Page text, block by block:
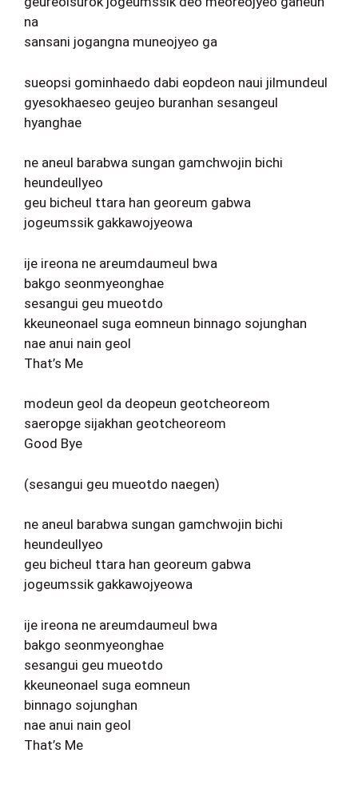
na
sansani jogangna muneojyeo ga
sueopsi gominhaedo dabi eopdeon naui jilmundeul
gyesokhaeseo geujeo buranhan sesangeul
hyanghae
ne aneul barabwa sungan gamchwojin bichi
heundeullyeo
geu bicheul ttara han georeum gabwa
jogeumssik gakkawojyeowa
ije ireona ne areumdaumeul bwa
bakgo seonmyeonghae
sesangui geu mueotdo
kkeuneonael suga eomneun binnago sojunghan
nae anui nain geol
That’s Me
modeun geol da deopeun geotcheoreom
saeropge sijakhan geotcheoreom
Good Bye
(sesangui geu mueotdo naegen)
ne aneul barabwa sungan gamchwojin bichi
heundeullyeo
geu bicheul ttara han georeum gabwa
jogeumssik gakkawojyeowa
ije ireona ne areumdaumeul bwa
bakgo seonmyeonghae
sesangui geu mueotdo
kkeuneonael suga eomneun
binnago sojunghan
nae anui nain geol
That’s Me